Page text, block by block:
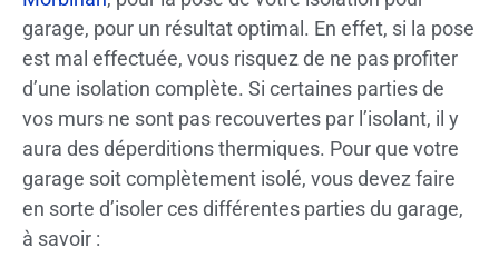
garage, pour un résultat optimal. En effet, si la pose
est mal effectuée, vous risquez de ne pas profiter
d’une isolation complète. Si certaines parties de
vos murs ne sont pas recouvertes par l’isolant, il y
aura des déperditions thermiques. Pour que votre
garage soit complètement isolé, vous devez faire
en sorte d’isoler ces différentes parties du garage,
à savoir :